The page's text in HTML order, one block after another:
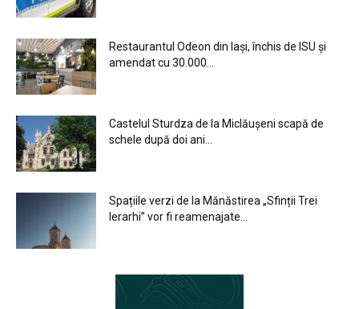
Restaurantul Odeon din Iași, închis de ISU și
amendat cu 30.000...
Castelul Sturdza de la Miclăușeni scapă de
schele după doi ani...
Spațiile verzi de la Mănăstirea „Sfinții Trei
Ierarhi” vor fi reamenajate...